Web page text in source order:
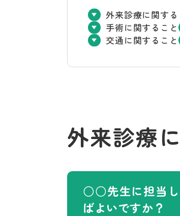
外来診療に関する
手術に関すること
交通に関すること
外来診療
○○先生に担当し
ばよいですか？